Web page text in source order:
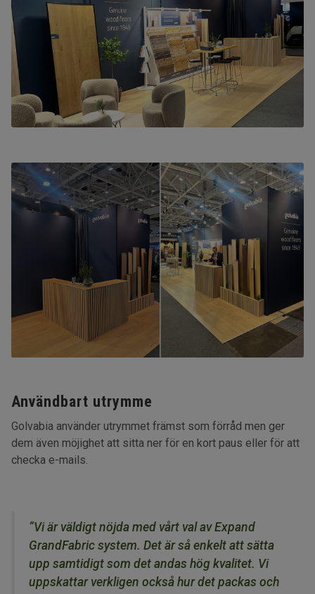
Användbart utrymme
Golvabia använder utrymmet främst som förråd men ger
dem även möjighet att sitta ner för en kort paus eller för att
checka e-mails.
“Vi är väldigt nöjda med vårt val av Expand
GrandFabric system. Det är så enkelt att sätta
upp samtidigt som det andas hög kvalitet. Vi
uppskattar verkligen också hur det packas och